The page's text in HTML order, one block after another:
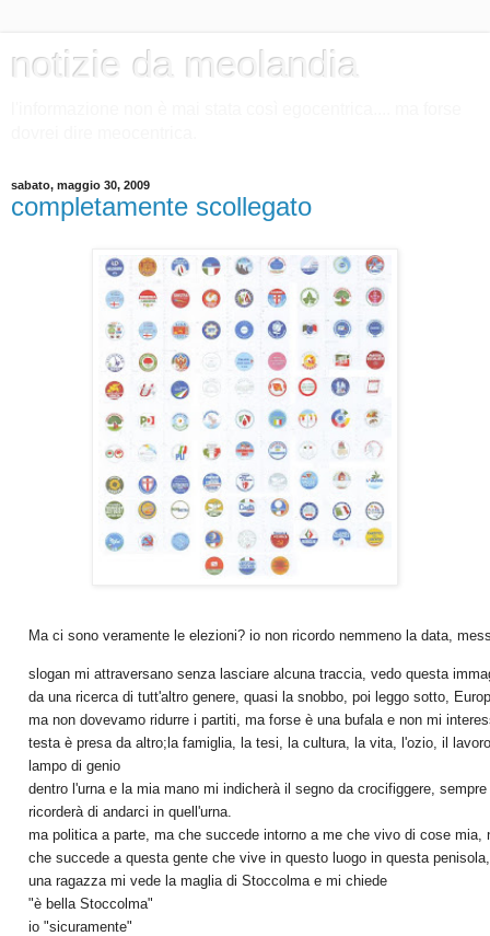
notizie da meolandia
sabato, maggio 30, 2009
completamente scollegato
Ma ci sono veramente le elezioni? io non ricordo nemmeno la data,
slogan mi attraversano senza lasciare alcuna traccia, vedo questa
da una ricerca di tutt'altro genere, quasi la snobbo, poi leggo sotto,
ma non dovevamo ridurre i partiti, ma forse è una bufala e non mi
testa è presa da altro;la famiglia, la tesi, la cultura, la vita, l'ozio, il
lampo di genio
dentro l'urna e la mia mano mi indicherà il segno da crocifiggere,
ricorderà di andarci in quell'urna.
ma politica a parte, ma che succede intorno a me che vivo di cose mia,
che succede a questa gente che vive in questo luogo in questa
una ragazza mi vede la maglia di Stoccolma e mi chiede
"è bella Stoccolma"
io "sicuramente"